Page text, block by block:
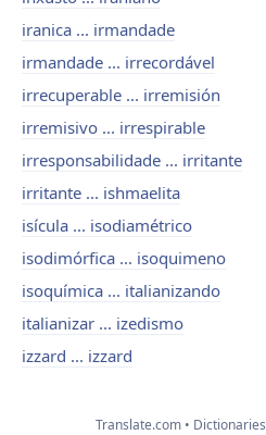
iranica ... irmandade
irmandade ... irrecordável
irrecuperable ... irremisión
irremisivo ... irrespirable
irresponsabilidade ... irritante
irritante ... ishmaelita
isícula ... isodiamétrico
isodimórfica ... isoquimeno
isoquímica ... italianizando
italianizar ... izedismo
izzard ... izzard
Translate.com Dictionaries